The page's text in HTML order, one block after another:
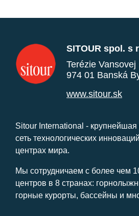
SITOUR spol. s
Terézie Vansovej
974 01 Banská
www.sitour.sk
Sitour International - крупнейшая
сеть технологических
центрах мира.
Мы сотрудничаем с более чем
центров в 8 странах:
горные курорты, бассейны и